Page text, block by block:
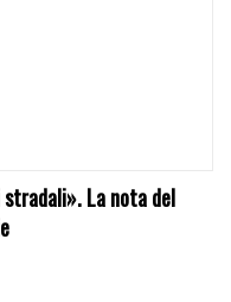
La nota del